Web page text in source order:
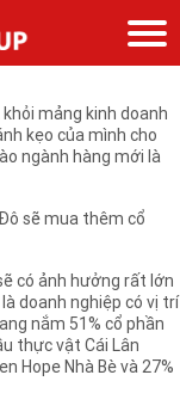
KDC) vừa thông qua
Dầu thực vật Việt
Đô tại doanh nghiệp
mảng kinh doanh
kẹo của mình cho
ngành hàng mới là
sẽ mua thêm cổ
có ảnh hưởng rất lớn
doanh nghiệp có vị trí
nắm 51% cổ phần
thực vật Cái Lân
Hope Nhà Bè và 27%